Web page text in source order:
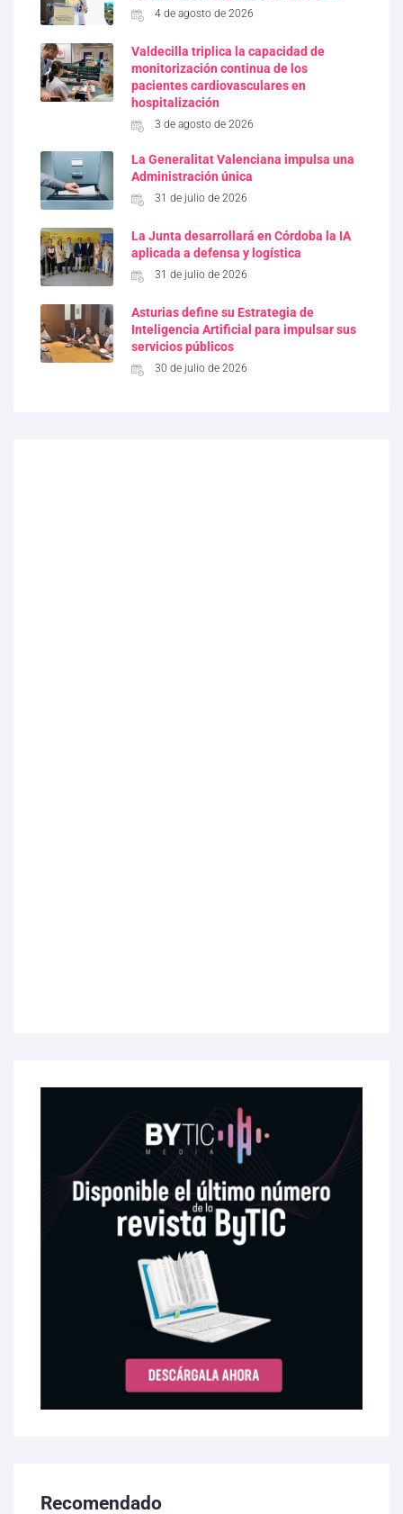
4 de agosto de 2026
Valdecilla triplica la capacidad de
monitorización continua de los
pacientes cardiovasculares en
hospitalización
3 de agosto de 2026
La Generalitat Valenciana impulsa una
Administración única
31 de julio de 2026
La Junta desarrollará en Córdoba la IA
aplicada a defensa y logística
31 de julio de 2026
Asturias define su Estrategia de
Inteligencia Artificial para impulsar sus
servicios públicos
30 de julio de 2026
Recomendado